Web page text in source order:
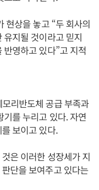
현상을 놓고 “두 회사의
지될 것이라고 믿지
영하고 있다”고 지적
리반도체 공급 부족과
를 누리고 있다. 자연
보이고 있다.
은 이러한 성장세가 지
단을 보여주고 있다는